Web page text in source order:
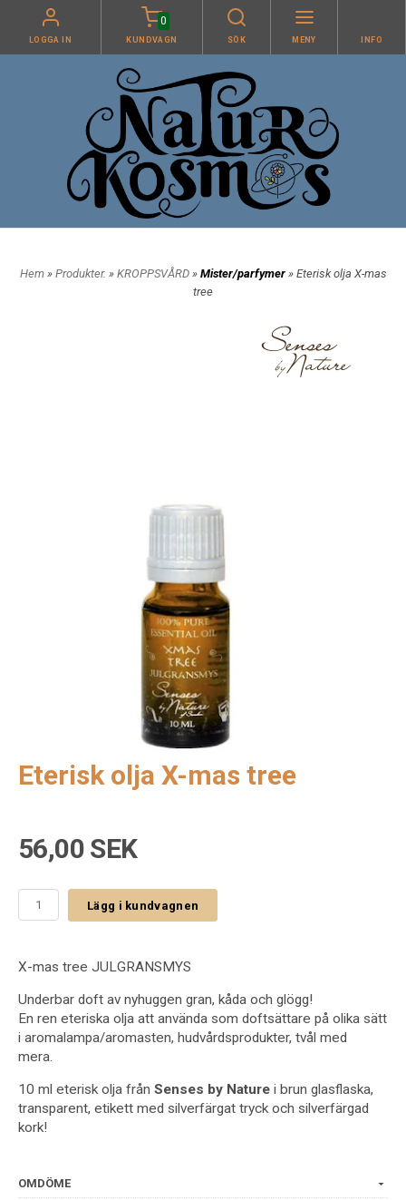
LOGGA IN
0
KUNDVAGN SÖK MENY INFO
Hem» Produkter. » KROPPSVÅRD » Mister/parfymer » Eterisk olja X-mas
tree
Eterisk olja X-mas tree
56,00 SEK
Lägg i kundvagnen
X-mas tree JULGRANSMYS
Underbar doft av nyhuggen gran, kåda och glögg!
En ren eteriska olja att använda som doftsättare på olika sätt
i aromalampa/aromasten, hudvårdsprodukter, tvål med
mera.
10 ml eterisk olja från Senses by Nature i brun glasflaska,
transparent, etikett med silverfärgat tryck och silverfärgad
kork!
OMDÖME